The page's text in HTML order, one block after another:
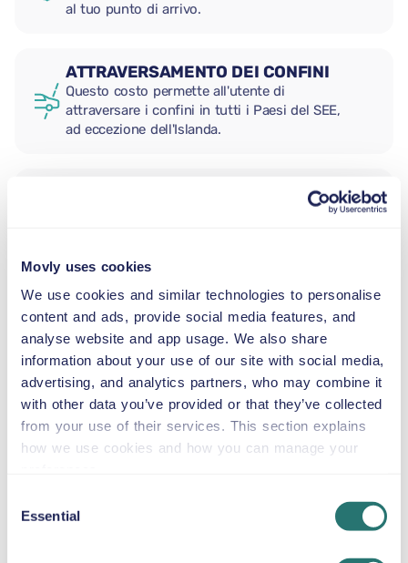
Movly uses cookies
We use cookies and similar technologies to personalise
content and ads, provide social media features, and
analyse website and app usage. We also share
information about your use of our site with social media,
advertising, and analytics partners, who may combine it
with other data you’ve provided or that they’ve collected
from your use of their services. This section explains
how we use cookies and how you can manage your
Selection
Essential
al tuo punto di arrivo.
ATTRAVERSAMENTO DEI CONFINI
Questo costo permette all'utente di
attraversare i confini in tutti i Paesi del SEE,
ad eccezione dell'Islanda.
SEGGIOLINO NEONATO
2,5–13 kg
SEGGIOLINO PER BAMBINI
9–18 kg
SEGGIOLINO ALZABIMBO
15–36 kg
CUSCINO RIALZATO